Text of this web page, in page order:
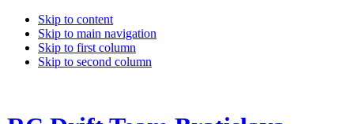
Skip to content
Skip to main navigation
Skip to first column
Skip to second column